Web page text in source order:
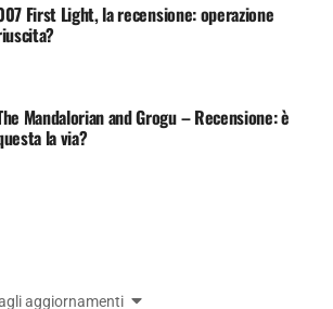
First Light, la recensione: operazione
Mandalorian and Grogu – Recensione: è
la via?
aggiornamenti